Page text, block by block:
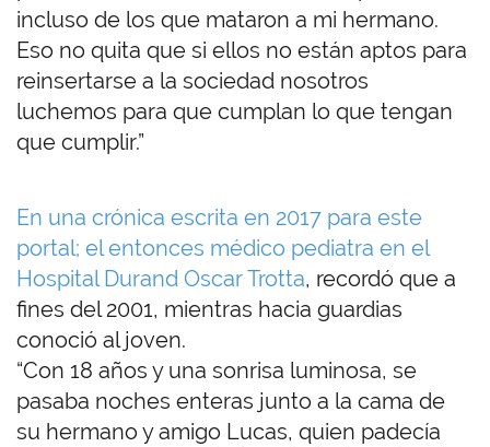
incluso de los que mataron a mi hermano.
Eso no quita que si ellos no están aptos para
reinsertarse a la sociedad nosotros
luchemos para que cumplan lo que tengan
que cumplir.”
En una crónica escrita en 2017 para este
portal; el entonces médico pediatra en el
Hospital Durand Oscar Trotta, recordó que a
fines del 2001, mientras hacia guardias
conoció al joven.
“Con 18 años y una sonrisa luminosa, se
pasaba noches enteras junto a la cama de
su hermano y amigo Lucas, quien padecía